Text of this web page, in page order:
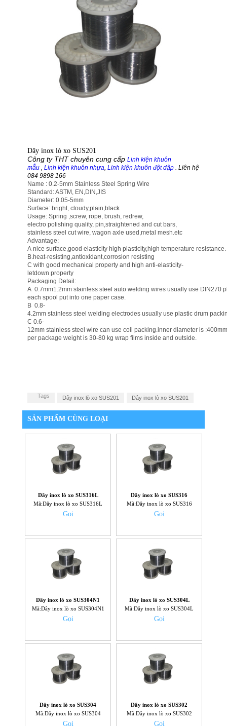
Dây inox lò xo SUS201
Công ty THT chuyên cung cấp Linh kiện khuôn
mẫu
Linh kiện khuôn nhựa Linh kiện khuôn đột dập . Liên hệ
084 9898 166
Name : 0.2-5mm Stainless Steel Spring Wire
Standard: ASTM, EN,DIN,JIS
Diameter: 0.05-5mm
Surface: bright, cloudy,plain,black
Usage: Spring ,screw, rope, brush, redrew,
electro polishing quality, pin,straightened and cut bars,
stainless steel cut wire, wagon axle used,metal mesh.etc
Advantage:
A nice surface,good elasticity high plasticity,high temperature resistance.
B.heat-resisting,antioxidant,corrosion resisting
C with good mechanical property and high anti-elasticity-
letdown property
Packaging Detail:
A 0.7mm1.2mm stainless steel auto welding wires usually use DIN270
each spool put into one paper case.
B 0.8-
4.2mm stainless steel welding electrodes usually use plastic drum
C 0.6-
12mm stainless steel wire can use coil packing.inner
per package weight is 30-80 kg wrap films inside and outside.
Tags Dây inox lò xo SUS201 Dây inox lò xo SUS201
SẢN PHẨM CÙNG LOẠI
Dây inox lò xo SUS316L
Mã:Dây inox lò xo SUS316L
Gọi
Dây inox lò xo SUS316
Mã:Dây inox lò xo SUS316
Gọi
Dây inox lò xo SUS304N1
Mã:Dây inox lò xo SUS304N1
Gọi
Dây inox lò xo SUS304L
Mã:Dây inox lò xo SUS304L
Gọi
Dây inox lò xo SUS304
Mã:Dây inox lò xo SUS304
Gọi
Dây inox lò xo SUS302
Mã:Dây inox lò xo SUS302
Gọi